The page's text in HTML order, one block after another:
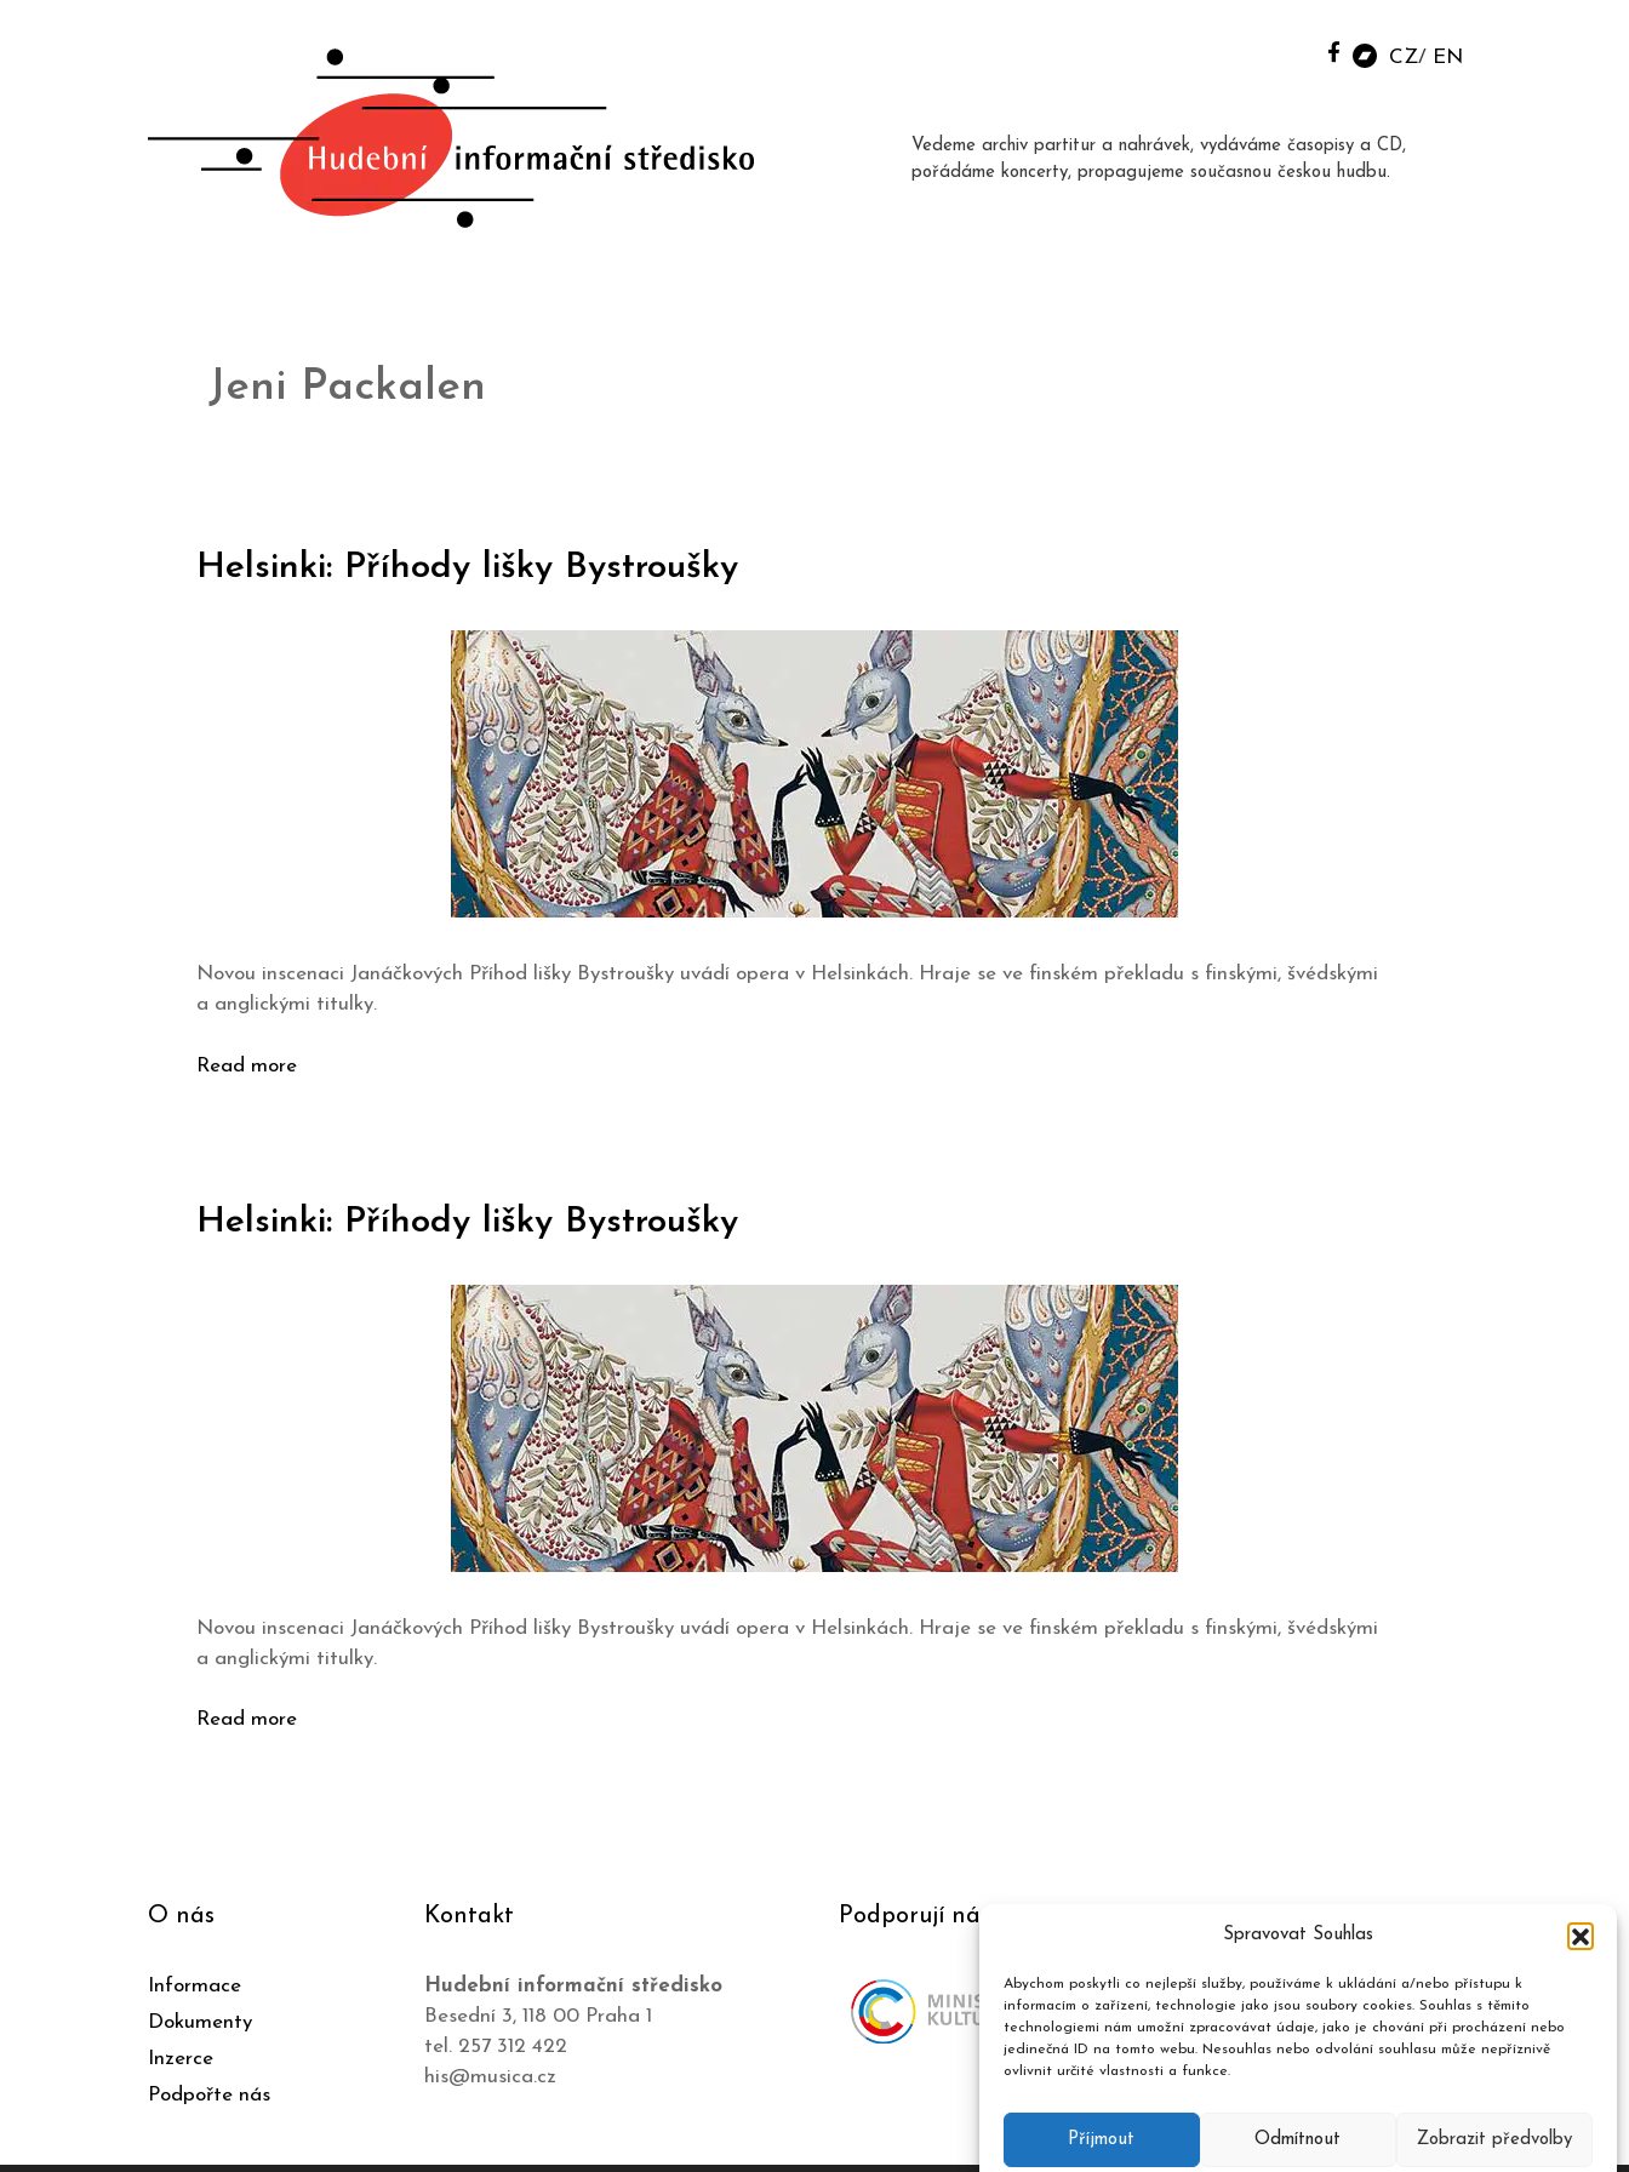
Spravovat Souhlas
Abychom poskytli co nejlepší služby, používáme k ukládání a/nebo přístupu k
informacím o zařízení, technologie jako jsou soubory cookies. Souhlas s těmito
technologiemi nám umožní zpracovávat údaje, jako je chování při procházení nebo
jedinečná ID na tomto webu. Nesouhlas nebo odvolání souhlasu může nepříznivě
ovlivnit určité vlastnosti a funkce.
Příjmout Odmítnout Zobrazit předvolby
CZ EN
Vedeme archiv partitur a nahrávek, vydáváme časopisy a CD,
pořádáme koncerty, propagujeme současnou českou hudbu.
Jeni Packalen
Helsinki: Příhody lišky Bystroušky
Novou inscenaci Janáčkových Příhod lišky Bystroušky uvádí opera v Helsinkách. Hraje se ve finském překladu s finskými, švédskými
a anglickými titulky.
Read more
Helsinki: Příhody lišky Bystroušky
Novou inscenaci Janáčkových Příhod lišky Bystroušky uvádí opera v Helsinkách. Hraje se ve finském překladu s finskými, švédskými
a anglickými titulky.
Read more
O nás
Informace
Dokumenty
Inzerce
Podpořte nás
Kontakt
Hudební informační středisko
Besední 3, 118 00 Praha 1
tel. 257 312 422
his@musica.cz
Podporují nás